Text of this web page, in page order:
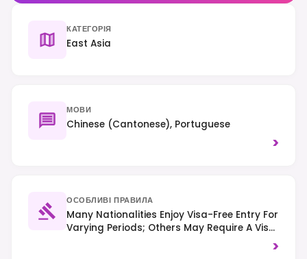
КАТЕГОРІЯ
East Asia
МОВИ
Chinese (Cantonese), Portuguese
>
ОСОБЛИВІ ПРАВИЛА
Many Nationalities Enjoy Visa-Free Entry For
Varying Periods; Others May Require A Visa
>